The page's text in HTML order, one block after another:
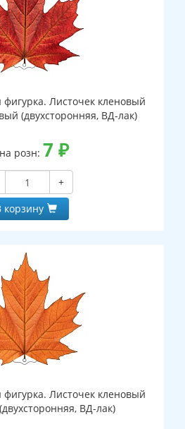
Листочек кленовый
(двухсторонняя, ВД-лак)
розн: 7 ₽
+
корзину
Листочек кленовый
ВД-лак)